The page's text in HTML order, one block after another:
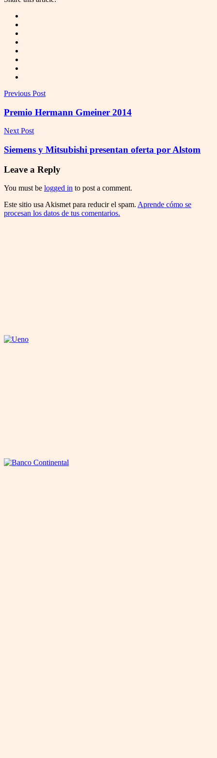
Previous Post
Premio Hermann Gmeiner 2014
Next Post
Siemens y Mitsubishi presentan oferta por Alstom
Leave a Reply
You must be logged in to post a comment.
Este sitio usa Akismet para reducir el spam. Aprende cómo se
procesan los datos de tus comentarios.